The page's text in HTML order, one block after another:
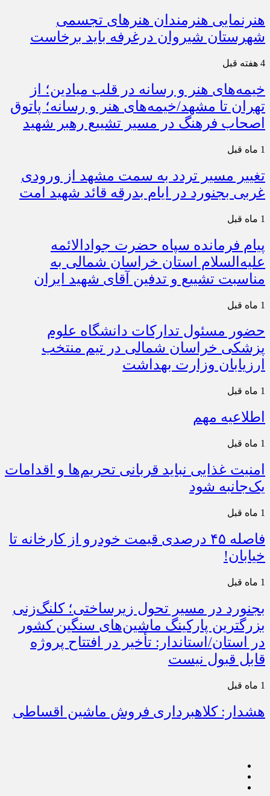
هنرنمایی هنرمندان هنرهای تجسمی
شهرستان شیروان درغرفه باید برخاست
4 هفته قبل
خیمه‌های هنر و رسانه در قلب میادین؛ از
تهران تا مشهد/خیمه‌های هنر و رسانه؛ پاتوق
اصحاب فرهنگ در مسیر تشییع رهبر شهید
1 ماه قبل
تغییر مسیر تردد به سمت مشهد از ورودی
غربی بجنورد در ایام بدرقه قائد شهید امت
1 ماه قبل
پیام فرمانده سپاه حضرت جوادالائمه
علیه‌السلام استان خراسان شمالی به
مناسبت تشییع و تدفین آقای شهید ایران
1 ماه قبل
حضور مسئول تدارکات دانشگاه علوم
پزشکی خراسان شمالی در تیم منتخب
ارزیابان وزارت بهداشت
1 ماه قبل
اطلاعیه مهم
1 ماه قبل
امنیت غذایی نباید قربانی تحریم‌ها و اقدامات
یک‌جانبه شود
1 ماه قبل
فاصله ۴۵ درصدی قیمت خودرو از کارخانه تا
خیابان!
1 ماه قبل
بجنورد در مسیر تحول زیرساختی؛ کلنگ‌زنی
بزرگترین پارکینگ ماشین‌های سنگین کشور
در استان/استاندار: تأخیر در افتتاح پروژه
قابل قبول نیست
1 ماه قبل
هشدار: کلاهبرداری فروش ماشین اقساطی